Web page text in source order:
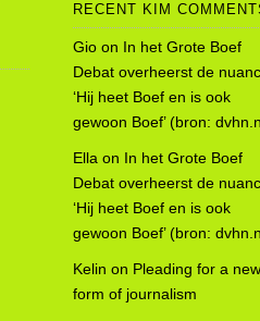
RECENT KIM
Gio on In het Grote Boef
Debat overheerst de
‘Hij heet Boef en is ook
gewoon Boef’ (bron:
Ella on In het Grote Boef
Debat overheerst de
‘Hij heet Boef en is ook
gewoon Boef’ (bron:
Kelin on Pleading for a new
form of journalism